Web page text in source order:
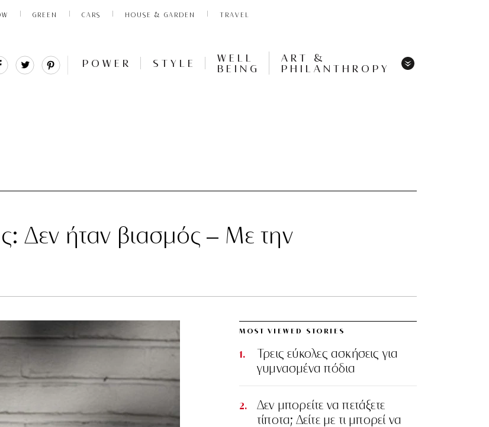
GREEN CARS HOUSE & GARDEN TRAVEL
Share Tweet POWER STYLE
WELL
BEING
ART &
PHILANTHROPY
Δεν ήταν βιασμός – Με την
MOST VIEWED STORIES
Τρεις εύκολες ασκήσεις για
γυμνασμένα πόδια
Δεν μπορείτε να πετάξετε
τίποτα; Δείτε με τι μπορεί να